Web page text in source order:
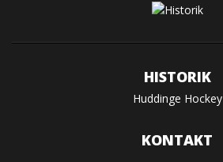
HISTORIK
Huddinge Hockey
KONTAKT